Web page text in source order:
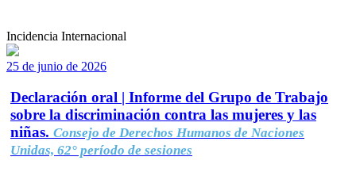
Incidencia Internacional
25 de junio de 2026
Declaración oral | Informe del Grupo de Trabajo
sobre la discriminación contra las mujeres y las
niñas. Consejo de Derechos Humanos de Naciones
Unidas, 62° período de sesiones